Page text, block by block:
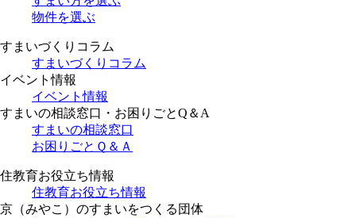
物件を選ぶ
すまいづくりコラム
すまいづくりコラム
イベント情報
イベント情報
すまいの相談窓口・お困りごとQ＆A
すまいの相談窓口
お困りごとＱ＆Ａ
住教育お役立ち情報
住教育お役立ち情報
京（みやこ）のすまいをつくる団体